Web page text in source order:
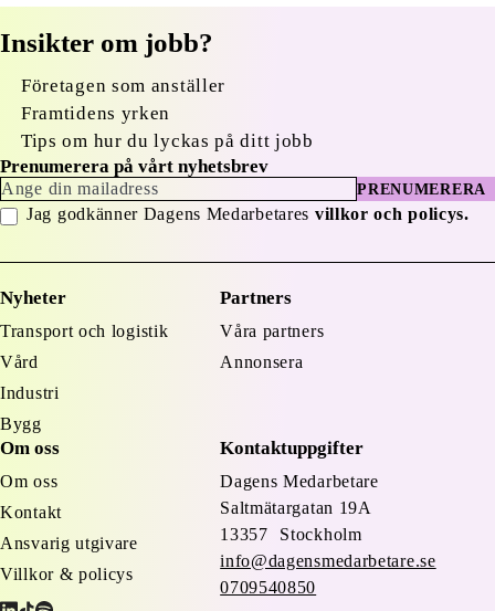
Insikter om jobb?
Företagen som anställer
Framtidens yrken
Tips om hur du lyckas på ditt jobb
Prenumerera på vårt nyhetsbrev
PRENUMERERA
Jag godkänner Dagens Medarbetares villkor och policys.
Nyheter
Transport och logistik
Vård
Industri
Bygg
Partners
Våra partners
Annonsera
Om oss
Om oss
Kontakt
Ansvarig utgivare
Villkor & policys
Kontaktuppgifter
Dagens Medarbetare
Saltmätargatan 19A
13357 Stockholm
info@dagensmedarbetare.se
0709540850